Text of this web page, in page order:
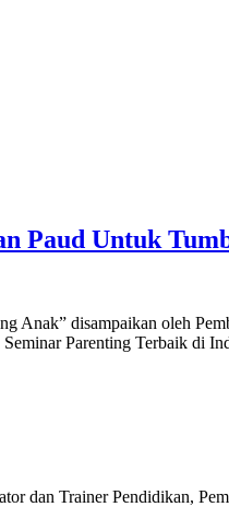
Paud Untuk
Anak” disampaikan oleh
Parenting Terbaik di
dan Trainer Pendidikan,